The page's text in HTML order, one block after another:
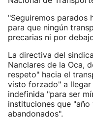
"Seguiremos parados
para que ningún
precarias ni por
La directiva del
Nanclares de la Oca,
respeto" hacia el
visto forzado" a llegar
indefinida "para ser
instituciones que
abandonados".